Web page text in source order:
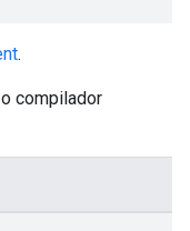
.
compilador